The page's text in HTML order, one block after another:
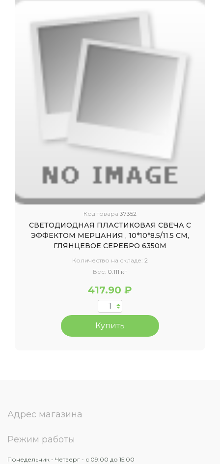
Код товара 37352
СВЕТОДИОДНАЯ ПЛАСТИКОВАЯ СВЕЧА С
ЭФФЕКТОМ МЕРЦАНИЯ , 10*10*8.5/11.5 СМ,
ГЛЯНЦЕВОЕ СЕРЕБРО 6350М
Количество на складе: 2
Вес: 0.111 кг
417.90 ₽
Купить
Адрес магазина
Режим работы
Понедельник - Четверг - с 09:00 до 15:00